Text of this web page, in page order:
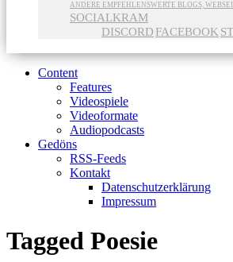
ANDERE EMPFEHLENSWERTE BLOGS,
SOCIALKRAM
DISCORD FACEBOOK
Content
Features
Videospiele
Videoformate
Audiopodcasts
Gedöns
RSS-Feeds
Kontakt
Datenschutzerklärung
Impressum
Tagged Poesie